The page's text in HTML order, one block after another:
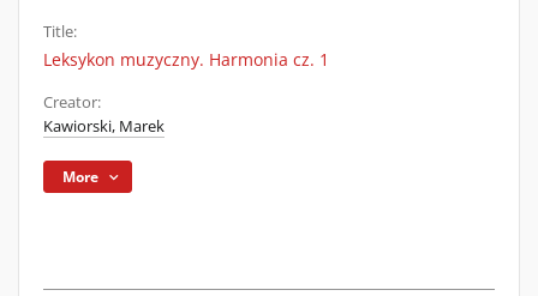
Title:
Leksykon muzyczny. Harmonia cz. 1
Creator:
Kawiorski, Marek
More